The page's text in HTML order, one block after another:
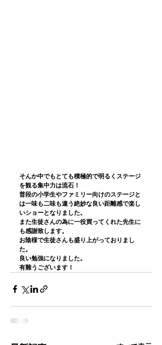
そんか中でもとても積極的で明るくステージ
を観る集中力は流石！
普段の小学生やファミリー向けのステージと
は一味も二味も違う絶妙な良い距離感で楽し
いショーとなりました。
また生徒さんの為に一役買ってくれた先生に
も感謝致します。
お陰様で生徒さんも盛り上がっておりまし
た。
良い勉強になりました。
有難うございます！